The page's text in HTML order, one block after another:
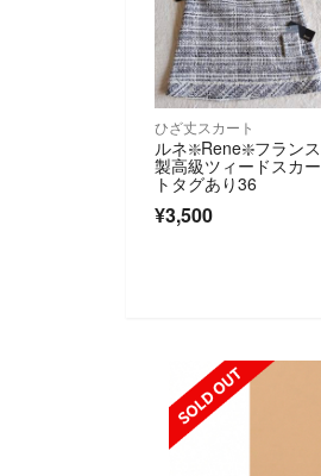
ひざ丈スカート
ルネ❇️Rene❇️フランス
製高級ツィードスカー
トタグあり36
¥3,500